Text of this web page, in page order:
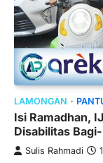
LAMONGAN
Isi Ramadhan,
Disabilitas
Sulis Rahmadi